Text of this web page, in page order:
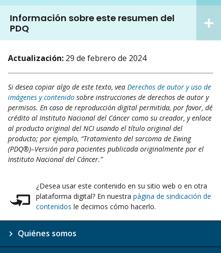
Información sobre este resumen del
PDQ
Actualización: 29 de febrero de 2024
Si desea copiar algo de este texto, vea Derechos de autor y uso de
imágenes y contenido sobre instrucciones de derechos de autor y
permisos. En caso de reproducción digital permitida, por favor, dé
crédito al Instituto Nacional del Cáncer como su creador, y enlace
al producto original del NCI usando el título original del
producto; por ejemplo, “Tratamiento del sarcoma de Ewing
(PDQ®)–Versión para pacientes publicada originalmente por el
Instituto Nacional del Cáncer.”
¿Desea usar este contenido en su sitio web o en otra
plataforma digital? En nuestra página de sindicación de
contenidos le decimos cómo hacerlo.
Quiénes somos